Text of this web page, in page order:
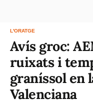
L'ORATGE
Avís groc:
ruixats i
graníssol en
Valenciana